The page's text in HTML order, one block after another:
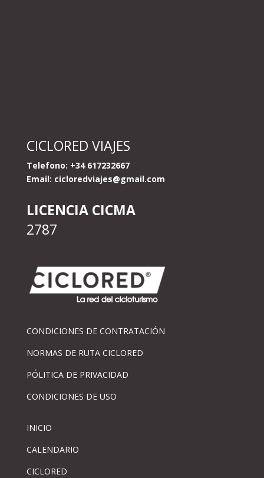
CICLORED VIAJES
Telefono: +34 617232667
Email: cicloredviajes@gmail.com
LICENCIA CICMA
2787
CONDICIONES DE CONTRATACIÓN
NORMAS DE RUTA CICLORED
PÓLITICA DE PRIVACIDAD
CONDICIONES DE USO
INICIO
CALENDARIO
CICLORED